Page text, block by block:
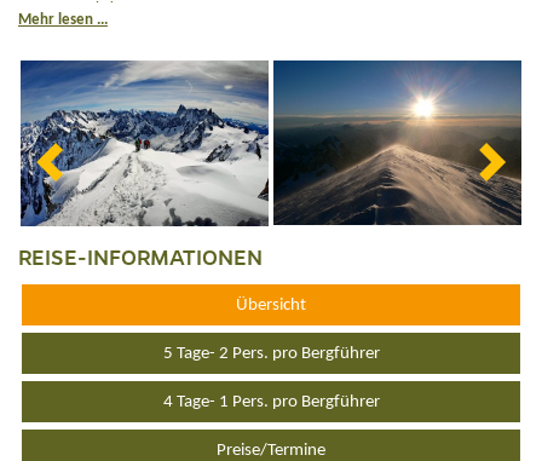
Die Tour richtet sich an erfahrene Wanderer. Ein intensiveres
Vorkenntnisse im Bergsteigen werden dringend empfohlen. Sie sollten zudem
im Umgang mit Pickel und Steigeisen sicher sein. Die Etappen sind lang, steil
und führen auch durch unwegsames Gelände. Trittsicherheit ist notwendig,
Teamgeist, Kameradschaft und Komfortverzicht tragen zum Gelingen der Tour
bei.
Mehr lesen ...
REISE-INFORMATIONEN
Übersicht
5 Tage- 2 Pers. pro Bergführer
4 Tage- 1 Pers. pro Bergführer
Preise/Termine